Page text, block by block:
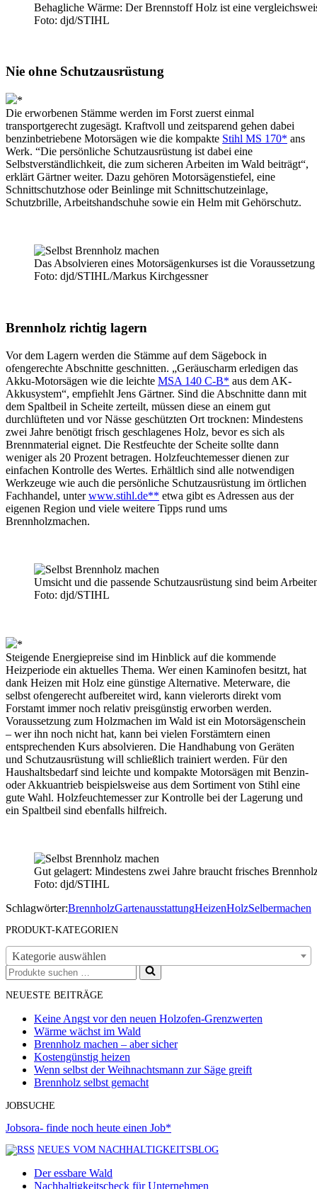
Behagliche Wärme: Der Brennstoff Holz ist eine
Foto: djd/STIHL
Nie ohne Schutzausrüstung
*
Die erworbenen Stämme werden im Forst zuerst einmal
transportgerecht zugesägt. Kraftvoll und zeitsparend gehen dabei
benzinbetriebene Motorsägen wie die kompakte Stihl MS 170* ans
Werk. “Die persönliche Schutzausrüstung ist dabei eine
Selbstverständlichkeit, die zum sicheren Arbeiten im Wald beiträgt“,
erklärt Gärtner weiter. Dazu gehören Motorsägenstiefel, eine
Schnittschutzhose oder Beinlinge mit Schnittschutzeinlage,
Schutzbrille, Arbeitshandschuhe sowie ein Helm mit Gehörschutz.
Das Absolvieren eines Motorsägenkurses ist die
Foto: djd/STIHL/Markus Kirchgessner
Brennholz richtig lagern
Vor dem Lagern werden die Stämme auf dem Sägebock in
ofengerechte Abschnitte geschnitten. „Geräuscharm erledigen das
Akku-Motorsägen wie die leichte MSA 140 C-B* aus dem AK-
Akkusystem“, empfiehlt Jens Gärtner. Sind die Abschnitte dann mit
dem Spaltbeil in Scheite zerteilt, müssen diese an einem gut
durchlüfteten und vor Nässe geschützten Ort trocknen: Mindestens
zwei Jahre benötigt frisch geschlagenes Holz, bevor es sich als
Brennmaterial eignet. Die Restfeuchte der Scheite sollte dann
weniger als 20 Prozent betragen. Holzfeuchtemesser dienen zur
einfachen Kontrolle des Wertes. Erhältlich sind alle notwendigen
Werkzeuge wie auch die persönliche Schutzausrüstung im örtlichen
Fachhandel, unterwww.stihl.de** etwa gibt es Adressen aus der
eigenen Region und viele weitere Tipps rund ums
Brennholzmachen.
Umsicht und die passende Schutzausrüstung sind beim
Foto: djd/STIHL
*
Steigende Energiepreise sind im Hinblick auf die kommende
Heizperiode ein aktuelles Thema. Wer einen Kaminofen besitzt, hat
dank Heizen mit Holz eine günstige Alternative. Meterware, die
selbst ofengerecht aufbereitet wird, kann vielerorts direkt vom
Forstamt immer noch relativ preisgünstig erworben werden.
Voraussetzung zum Holzmachen im Wald ist ein Motorsägenschein
– wer ihn noch nicht hat, kann bei vielen Forstämtern einen
entsprechenden Kurs absolvieren. Die Handhabung von Geräten
und Schutzausrüstung will schließlich trainiert werden. Für den
Haushaltsbedarf sind leichte und kompakte Motorsägen mit Benzin-
oder Akkuantrieb beispielsweise aus dem Sortiment von Stihl eine
gute Wahl. Holzfeuchtemesser zur Kontrolle bei der Lagerung und
ein Spaltbeil sind ebenfalls hilfreich.
Gut gelagert: Mindestens zwei Jahre braucht frisches
Foto: djd/STIHL
Schlagwörter:BrennholzGartenausstattungHeizenHolzSelbermachen
PRODUKT-KATEGORIEN
Kategorie auswählen
Suchen
nach …
NEUESTE BEITRÄGE
Keine Angst vor den neuen Holzofen-Grenzwerten
Wärme wächst im Wald
Brennholz machen – aber sicher
Kostengünstig heizen
Wenn selbst der Weihnachtsmann zur Säge greift
Brennholz selbst gemacht
JOBSUCHE
Jobsora- finde noch heute einen Job*
NEUES VOM NACHHALTIGKEITSBLOG
Der essbare Wald
Nachhaltigkeitscheck für Unternehmen